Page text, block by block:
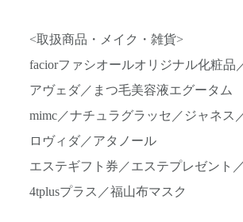
<取扱商品・メイク・雑貨>
faciorファシオールオリジナル化粧品
アヴェダ／まつ毛美容液エグータム
mimc／ナチュラグラッセ／ジャネス
ロヴィダ／アタノール
エステギフト券／エステプレゼント
4tplusプラス／福山布マスク